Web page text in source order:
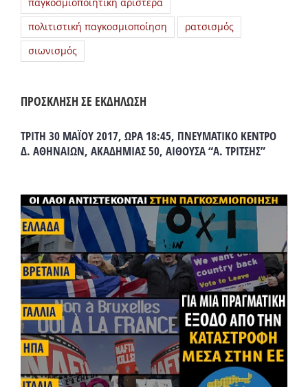
παγκοσμιοποιητική αριστερά
πολιτιστική παγκοσμιοποίηση
ρατσισμός
σιωνισμός
ΠΡΟΣΚΛΗΣΗ ΣΕ ΕΚΔΗΛΩΣΗ
ΤΡΙΤΗ 30 ΜΑΪΟΥ 2017, ΩΡΑ 18:45, ΠΝΕΥΜΑΤΙΚΟ ΚΕΝΤΡΟ
Δ. ΑΘΗΝΑΙΩΝ, ΑΚΑΔΗΜΙΑΣ 50, ΑΙΘΟΥΣΑ “Α. ΤΡΙΤΣΗΣ”